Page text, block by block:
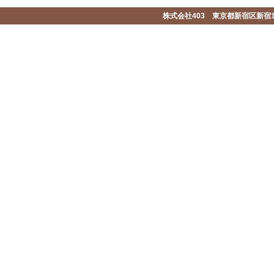
株式会社403 東京都新宿区新